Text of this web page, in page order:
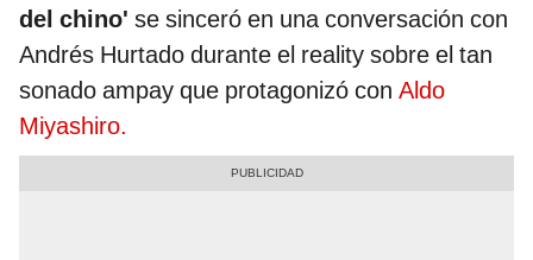
del chino' se sinceró en una conversación con
Andrés Hurtado durante el reality sobre el tan
sonado ampay que protagonizó con Aldo
Miyashiro.